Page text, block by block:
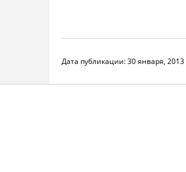
Дата публикации:30 января, 2013